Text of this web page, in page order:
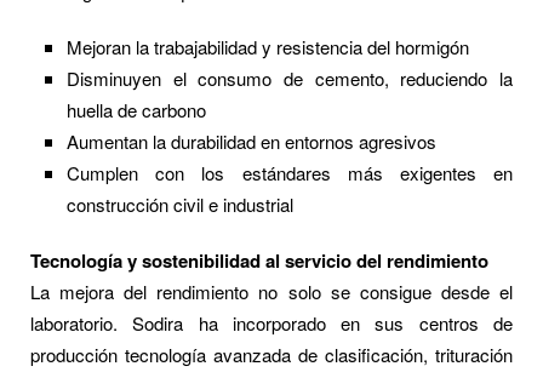
Mejoran la trabajabilidad y resistencia del hormigón
Disminuyen el consumo de cemento, reduciendo la
huella de carbono
Aumentan la durabilidad en entornos agresivos
Cumplen con los estándares más exigentes en
construcción civil e industrial
Tecnología y sostenibilidad al servicio del rendimiento
La mejora del rendimiento no solo se consigue desde el
laboratorio. Sodira ha incorporado en sus centros de
producción tecnología avanzada de clasificación, trituración